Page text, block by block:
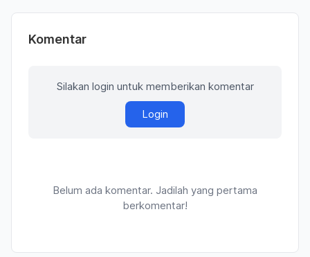
Komentar
Silakan login untuk memberikan komentar
Login
Belum ada komentar. Jadilah yang pertama
berkomentar!